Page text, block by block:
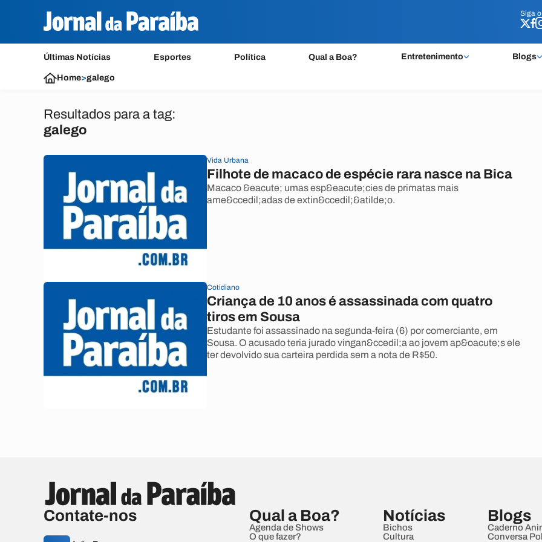
Siga o
Últimas Notícias Esportes Política Qual a Boa? Entretenimento Blogs
Siga o
Home>galego
Resultados para a tag:
galego
Vida Urbana
Filhote de macaco de espécie rara nasce na Bica
Macaco &eacute; umas esp&eacute;cies de primatas mais
ame&ccedil;adas de extin&ccedil;&atilde;o.
Cotidiano
Criança de 10 anos é assassinada com quatro
tiros em Sousa
Estudante foi assassinado na segunda-feira (6) por comerciante, em
Sousa. O acusado teria jurado vingan&ccedil;a ao jovem ap&oacute;s ele
ter devolvido sua carteira perdida sem a nota de R$50.
Contate-nos Qual a Boa?
Agenda de Shows
O que fazer?
Notícias
Bichos
Cultura
Blogs
Caderno
Conversa